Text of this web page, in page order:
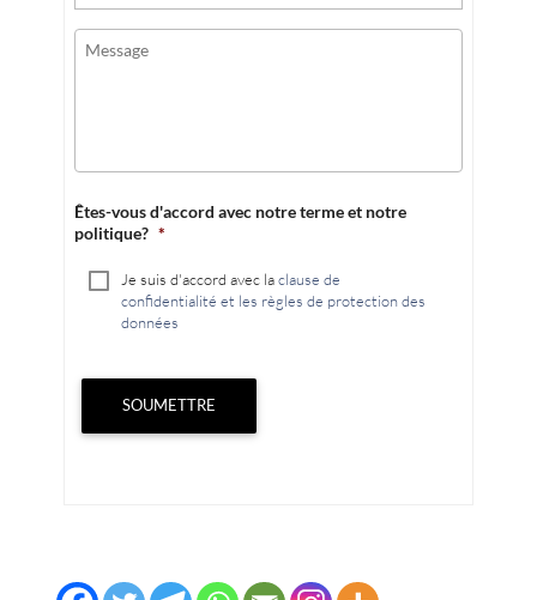
Êtes-vous d'accord avec notre terme et notre
politique? *
Je suis d'accord avec laclause de
confidentialité et les règles de protection des
données
SOUMETTRE